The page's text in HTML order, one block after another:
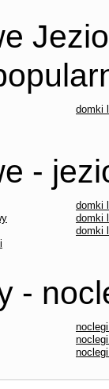
domki
-
domki
domki
domki
-